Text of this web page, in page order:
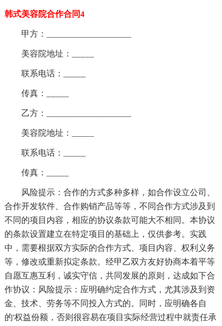
韩式美容院合作合同4
甲方：___________________
美容院地址：_____
联系电话：_____
传真：_____
乙方：___________________
美容院地址：_____
联系电话：_____
传真：_____
风险提示：合作的方式多种多样，如合作设立公司、
合作开发软件、合作购销产品等等，不同合作方式涉及到
不同的项目内容，相应的协议条款可能大不相同。本协议
的条款设置建立在特定项目的基础上，仅供参考。实践
中，需要根据双方实际的合作方式、项目内容、权利义务
等，修改或重新拟定条款。经甲乙双方友好协商本着平等
自愿互惠互利，诚实守信，共同发展的原则，达成如下合
作协议：风险提示：应明确约定合作方式，尤其涉及到资
金、技术、劳务等不同投入方式的。同时，应明确各自
的'权益份额，否则很容易在项目实际经营过程中就责任承